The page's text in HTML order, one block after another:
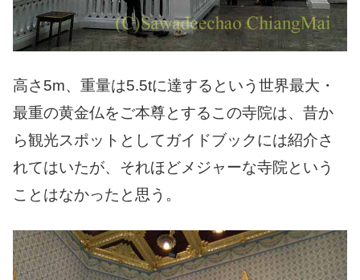
高さ5m、重量は5.5tに達するという世界最大・
最重の黄金仏をご本尊とするこの寺院は、昔か
ら観光スポットとしてガイドブックには紹介さ
れてはいたが、それほどメジャーな寺院という
ことはなかったと思う。